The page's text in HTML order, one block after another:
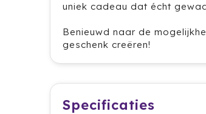
uniek cadeau dat écht
Benieuwd naar de
geschenk creëren!
Specificaties